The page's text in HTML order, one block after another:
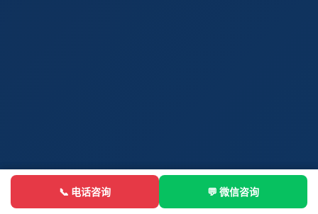
📞 电话 💬 微信
📞 电话咨询 💬 微信咨询